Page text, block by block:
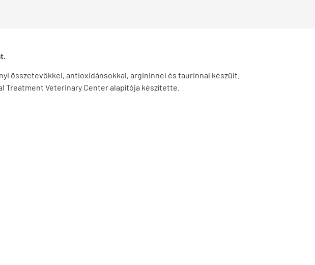
összetevőkkel, antioxidánsokkal, argininnel és taurinnal készült.
Treatment Veterinary Center alapítója készítette.